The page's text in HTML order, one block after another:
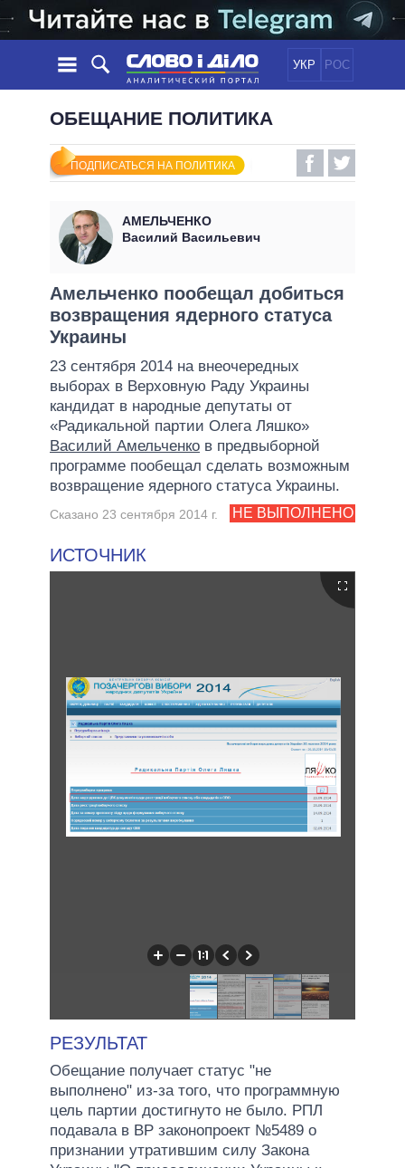
УКР РОС
НОВОСТИ
ЛЕНТА
СОБЫТИЯ
СТАТЬИ
МНЕНИЯ
ОБЗОРЫ
ДАЙДЖЕСТЫ
ПОЛИТИКА
ЭКОНОМИКА
МИР
ОБЕЩАНИЯ
ВСЕ ПОЛИТИКИ
ПРЕЗИДЕНТ И ОФИС
ВЕРХОВНАЯ РАДА
КАБИНЕТ МИНИСТРОВ
ГЛАВЫ ОБЛАДМИНИСТРАЦИЙ
МЭРЫ
ВСЕ ПЕРСОНЫ
ИНФОГРАФИКА
ПОДДЕРЖАТЬ
ОБЕЩАНИЕ ПОЛИТИКА
ПОДПИСАТЬСЯ НА ПОЛИТИКА
АМЕЛЬЧЕНКО
Василий Васильевич
Амельченко пообещал добиться
возвращения ядерного статуса
Украины
23 сентября 2014 на внеочередных
выборах в Верховную Раду Украины
кандидат в народные депутаты от
«Радикальной партии Олега Ляшко»
Василий Амельченко в предвыборной
программе пообещал сделать возможным
возвращение ядерного статуса Украины.
НЕ ВЫПОЛНЕНО
Сказано 23 сентября 2014 г.
ИСТОЧНИК
РЕЗУЛЬТАТ
Обещание получает статус "не
выполнено" из-за того, что программную
цель партии достигнуто не было. РПЛ
подавала в ВР законопроект №5489 о
признании утратившим силу Закона